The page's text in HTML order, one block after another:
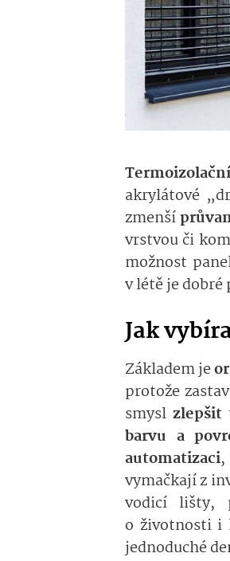
akrylátové
zmenší
vrstvou či
možnost
v létě je
Jak
Základem je
protože
smyslzlepšit
barvu a
automatizaci
vymačkají z
vodicí lišty,
o životnosti i
jednoduché